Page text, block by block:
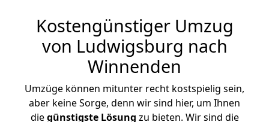
Kostengünstiger Umzug
von Ludwigsburg nach
Winnenden
Umzüge können mitunter recht kostspielig sein,
aber keine Sorge, denn wir sind hier, um Ihnen
diegünstigste Lösung zu bieten. Wir sind die